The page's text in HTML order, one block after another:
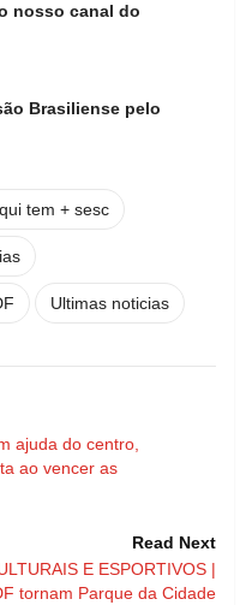
nosso canal do
Brasiliense pelo
tem + sesc
Ultimas noticias
ajuda do centro,
ao vencer as
Read Next
E ESPORTIVOS |
tornam Parque da Cidade